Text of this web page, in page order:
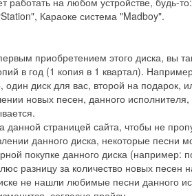
Караоке система "Madboy".
приобретением этого диска, вы
в год (1 копия в 1 квартал).
диск для вас, второй на подарок,
новых песен, данного
данной страницей сайта, чтобы не
данного диска, некоторые песни
покупке данного диска (например:
разницу за количество новых песен
не нашли любимые песни данного